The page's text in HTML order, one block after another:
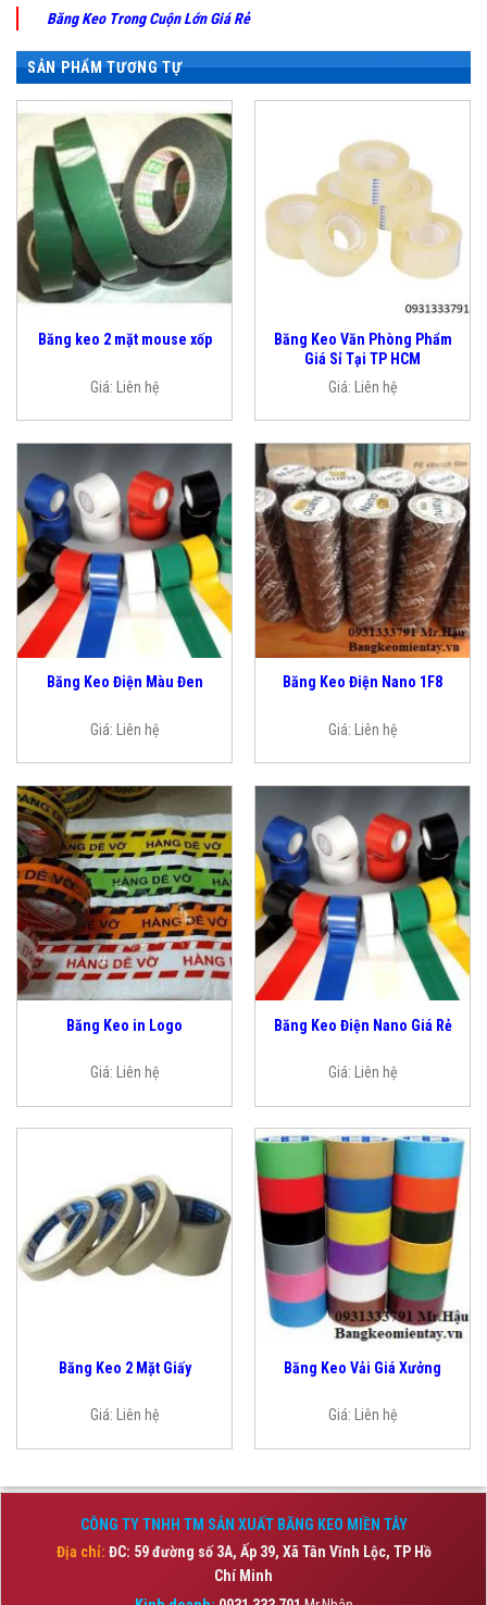
Băng Keo Trong Cuộn Lớn Giá Rẻ
SẢN PHẨM TƯƠNG TỰ
Băng keo 2 mặt mouse xốp
Giá: Liên hệ
Băng Keo Văn Phòng Phẩm
Giá Sỉ Tại TP HCM
Giá:
Liên hệ
Băng Keo Điện Màu Đen
Giá: Liên hệ
Băng Keo Điện Nano 1F8
Giá: Liên hệ
Băng Keo in Logo
Giá: Liên hệ
Băng Keo Điện Nano Giá Rẻ
Giá: Liên hệ
Băng Keo 2 Mặt Giấy
Giá: Liên hệ
Băng Keo Vải Giá Xưởng
Giá: Liên hệ
CÔNG TY TNHH TM SẢN XUẤT BĂNG KEO MIỀN TÂY
Địa chỉ: ĐC: 59 đường số 3A, Ấp 39, Xã Tân Vĩnh Lộc, TP Hồ
Chí Minh